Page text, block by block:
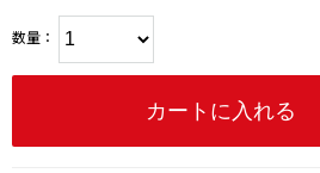
数量：